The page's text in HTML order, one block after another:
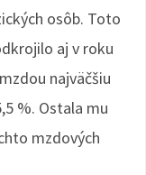
osôb. Toto
aj v roku
najväčšiu
%. Ostala mu
mzdových